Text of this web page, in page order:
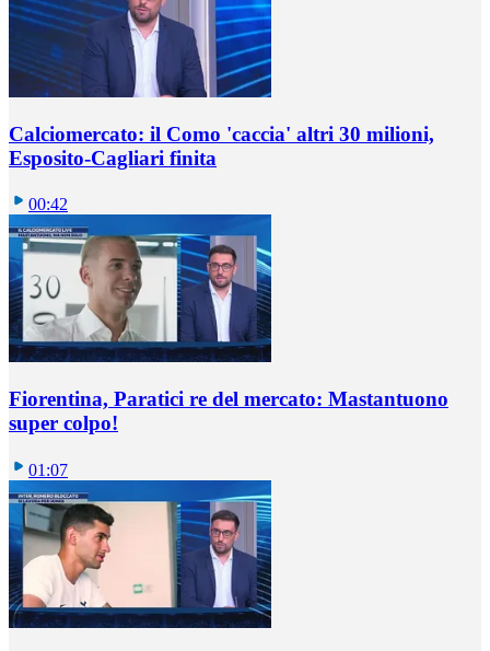
Calciomercato: il Como 'caccia' altri 30 milioni,
Esposito-Cagliari finita
00:42
Fiorentina, Paratici re del mercato: Mastantuono
super colpo!
01:07